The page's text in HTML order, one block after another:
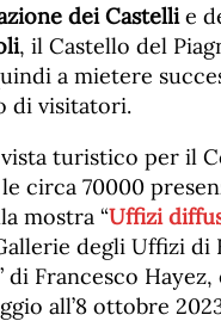
dei Castellie
, il Castello del
a mietere
di visitatori.
turistico per il
circa 70000
mostra “Uffizi
degli Uffizi di
di Francesco
all’8 ottobre